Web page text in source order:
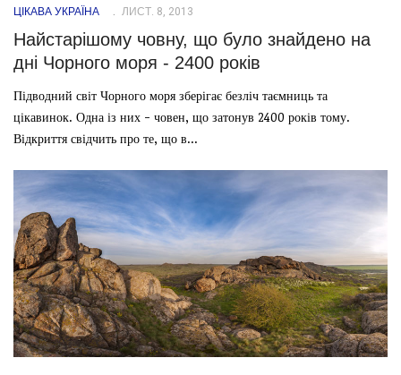
ЦІКАВА УКРАЇНА ЛИСТ. 8, 2013
Найстарішому човну, що було знайдено на
дні Чорного моря - 2400 років
Підводний світ Чорного моря зберігає безліч таємниць та
цікавинок. Одна із них - човен, що затонув 2400 років тому.
Відкриття свідчить про те, що в...